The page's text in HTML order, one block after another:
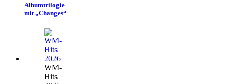
Albumtrilogie
mit „Changes“
WM-
Hits